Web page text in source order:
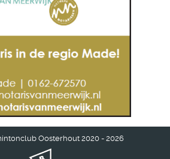
Oosterhout 2020 - 2026